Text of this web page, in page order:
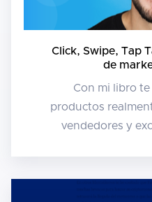
Click, Swipe, Tap
de
Con mi libro
productos
vendedores y